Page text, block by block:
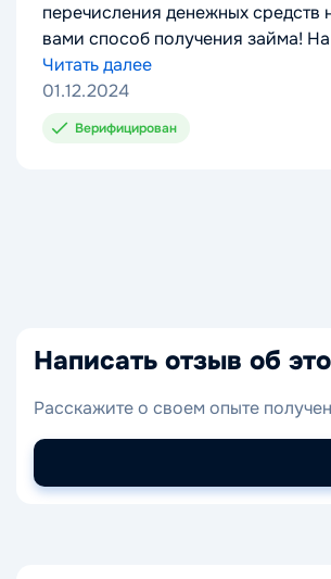
перечисления денежных средств
вами способ получения займа!
отвечают на почту тоже.
Читать далее
01.12.2024
Верифицирован
Написать отзыв об
Расскажите о своем опыте